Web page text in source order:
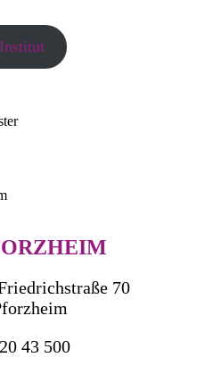
70
43 500